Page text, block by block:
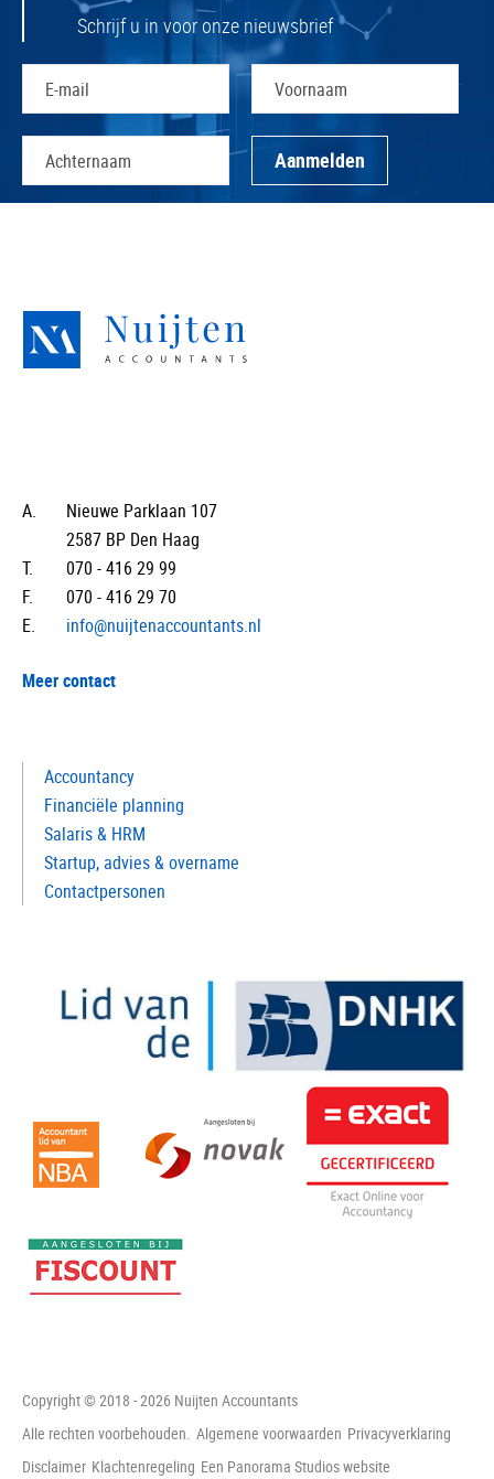
Schrijf u in voor onze nieuwsbrief
A.
Nieuwe Parklaan 107
2587 BP Den Haag
T.
070 - 416 29 99
F.
070 - 416 29 70
E.
info@nuijtenaccountants.nl
Meer contact
Accountancy
Financiële planning
Salaris & HRM
Startup, advies & overname
Contactpersonen
Copyright © 2018 - 2026 Nuijten Accountants
Alle rechten voorbehouden. Algemene voorwaarden Privacyverklaring
Disclaimer Klachtenregeling Een Panorama Studios website